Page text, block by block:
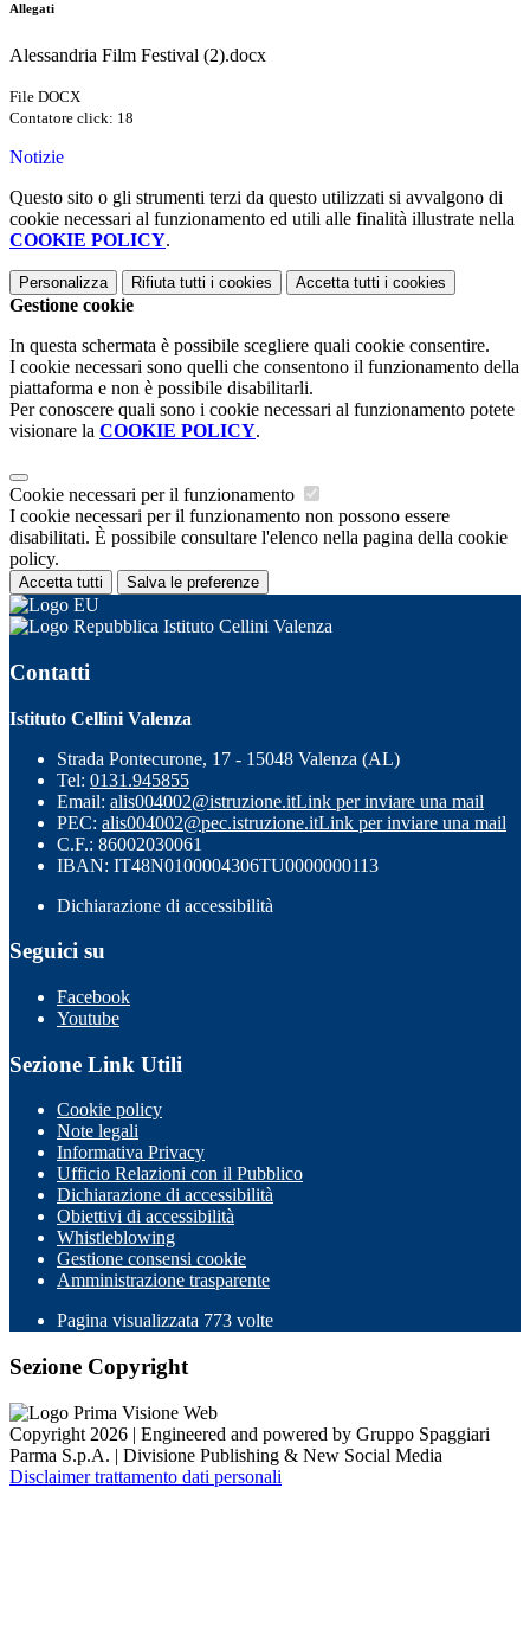
Allegati
Alessandria Film Festival (2).docx
File DOCX
Contatore click: 18
Notizie
Questo sito o gli strumenti terzi da questo utilizzati si avvalgono di
cookie necessari al funzionamento ed utili alle finalità illustrate nella
COOKIE POLICY.
Personalizza Rifiuta tutti i cookies Accetta tutti i cookies
Gestione cookie
In questa schermata è possibile scegliere quali cookie consentire.
I cookie necessari sono quelli che consentono il funzionamento della
piattaforma e non è possibile disabilitarli.
Per conoscere quali sono i cookie necessari al funzionamento potete
visionare la COOKIE POLICY.
Cookie necessari per il funzionamento
I cookie necessari per il funzionamento non possono essere
disabilitati. È possibile consultare l'elenco nella pagina della cookie
policy.
Accetta tutti Salva le preferenze
Istituto Cellini Valenza
Contatti
Istituto Cellini Valenza
Strada Pontecurone, 17 - 15048 Valenza (AL)
Tel: 0131.945855
Email: alis004002@istruzione.itLink per inviare una mail
PEC: alis004002@pec.istruzione.itLink per inviare una mail
C.F.: 86002030061
IBAN: IT48N0100004306TU0000000113
Dichiarazione di accessibilità
Seguici su
Facebook
Youtube
Sezione Link Utili
Cookie policy
Note legali
Informativa Privacy
Ufficio Relazioni con il Pubblico
Dichiarazione di accessibilità
Obiettivi di accessibilità
Whistleblowing
Gestione consensi cookie
Amministrazione trasparente
Pagina visualizzata 773 volte
Sezione Copyright
Copyright 2026 | Engineered and powered by Gruppo Spaggiari
Parma S.p.A. | Divisione Publishing & New Social Media
Disclaimer trattamento dati personali